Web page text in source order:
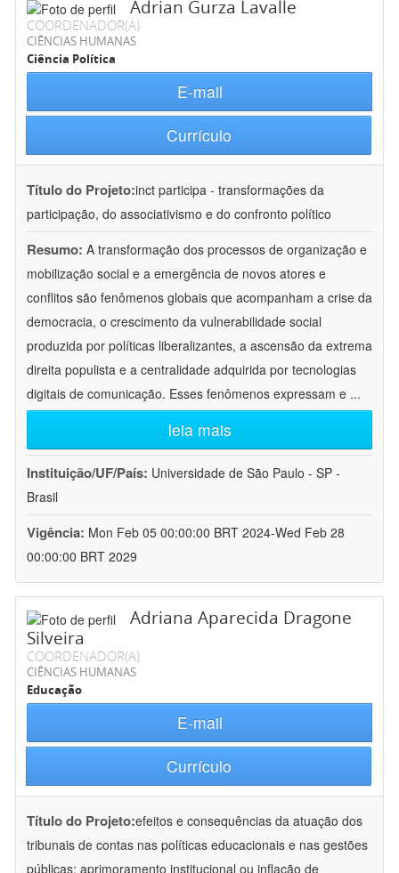
Adrian Gurza Lavalle
COORDENADOR(A)
CIÊNCIAS HUMANAS
Ciência Política
E-mail
Currículo
Título do Projeto:inct participa - transformações da
participação, do associativismo e do confronto político
Resumo: A transformação dos processos de organização e
mobilização social e a emergência de novos atores e
conflitos são fenômenos globais que acompanham a crise da
democracia, o crescimento da vulnerabilidade social
produzida por políticas liberalizantes, a ascensão da extrema
direita populista e a centralidade adquirida por tecnologias
digitais de comunicação. Esses fenômenos expressam e ...
leia mais
Instituição/UF/País: Universidade de São Paulo - SP -
Brasil
Vigência: Mon Feb 05 00:00:00 BRT 2024-Wed Feb 28
00:00:00 BRT 2029
Adriana Aparecida Dragone
Silveira
COORDENADOR(A)
CIÊNCIAS HUMANAS
Educação
E-mail
Currículo
Título do Projeto:efeitos e consequências da atuação dos
tribunais de contas nas políticas educacionais e nas gestões
públicas: aprimoramento institucional ou inflação de